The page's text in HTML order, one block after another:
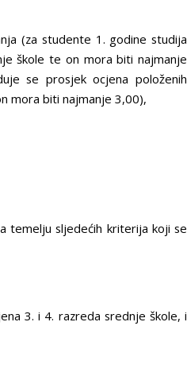
(za studente 1. godine studija
škole te on mora biti najmanje
se prosjek ocjena položenih
mora biti najmanje 3,00),
temelju sljedećih kriterija koji se
3. i 4. razreda srednje škole, i